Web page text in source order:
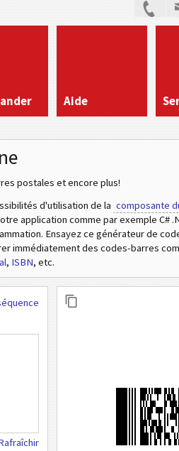
Aide
postales et encore plus!
d'utilisation de la composante
application comme par exemple C#
Ensayez ce générateur de
immédiatement des codes-barres
, ISBN, etc.